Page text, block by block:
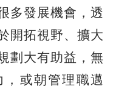
多發展機會，透
開拓視野、擴大
劃大有助益，無
或朝管理職邁